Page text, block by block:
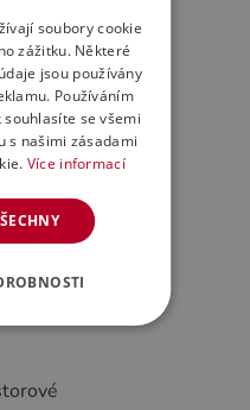
soubory cookie
zážitku. Některé
jsou používány
Používáním
se všemi
s našimi zásadami
Více informací